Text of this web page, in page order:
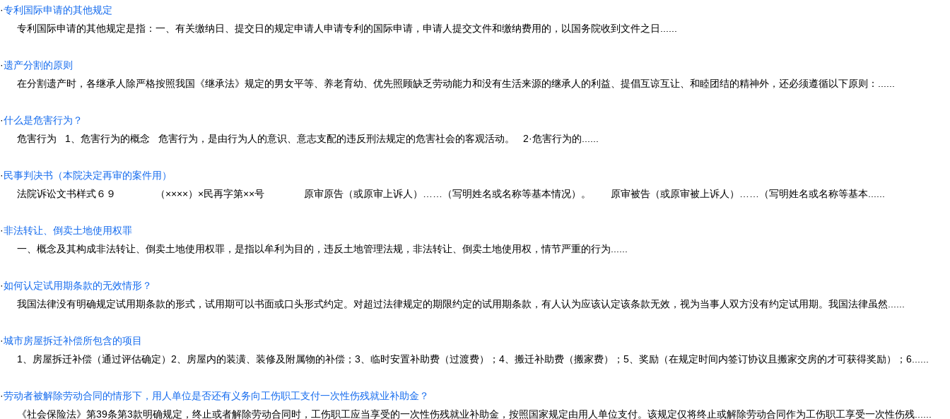
·专利国际申请的其他规定
专利国际申请的其他规定是指：一、有关缴纳日、提交日的规定申请人申请专利的国际申请，申请人提交文件和缴纳费用的，以国务院收到文件之日......
·遗产分割的原则
在分割遗产时，各继承人除严格按照我国《继承法》规定的男女平等、养老育幼、优先照顾缺乏劳动能力和没有生活来源的继承人的利益、提倡互谅互让、和睦团结的精神外，还必须遵循以下原则：......
·什么是危害行为？
危害行为 1、危害行为的概念 危害行为，是由行为人的意识、意志支配的违反刑法规定的危害社会的客观活动。 2·危害行为的......
·民事判决书（本院决定再审的案件用）
法院诉讼文书样式６９ （××××）×民再字第××号 原审原告（或原审上诉人）……（写明姓名或名称等基本情况）。 原审被告（或原审被上诉人）……（写明姓名或名称等基本......
·非法转让、倒卖土地使用权罪
一、概念及其构成非法转让、倒卖土地使用权罪，是指以牟利为目的，违反土地管理法规，非法转让、倒卖土地使用权，情节严重的行为......
·如何认定试用期条款的无效情形？
我国法律没有明确规定试用期条款的形式，试用期可以书面或口头形式约定。对超过法律规定的期限约定的试用期条款，有人认为应该认定该条款无效，视为当事人双方没有约定试用期。我国法律虽然......
·城市房屋拆迁补偿所包含的项目
1、房屋拆迁补偿（通过评估确定）2、房屋内的装潢、装修及附属物的补偿；3、临时安置补助费（过渡费）；4、搬迁补助费（搬家费）；5、奖励（在规定时间内签订协议且搬家交房的才可获得奖励）；6......
·劳动者被解除劳动合同的情形下，用人单位是否还有义务向工伤职工支付一次性伤残就业补助金？
《社会保险法》第39条第3款明确规定，终止或者解除劳动合同时，工伤职工应当享受的一次性伤残就业补助金，按照国家规定由用人单位支付。该规定仅将终止或解除劳动合同作为工伤职工享受一次性伤残......